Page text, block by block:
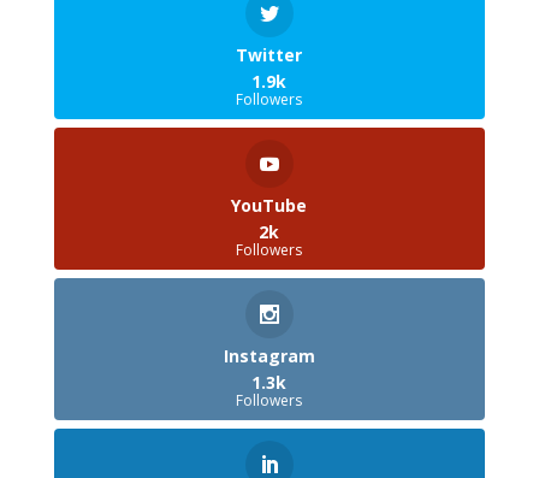
Twitter
1.9k
Followers
YouTube
2k
Followers
Instagram
1.3k
Followers